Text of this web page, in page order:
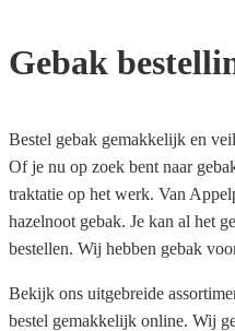
Gebak
Bestel gebak gemakkelijk en
Of je nu op zoek bent naar
traktatie op het werk. Van
hazelnoot gebak. Je kan al het
bestellen. Wij hebben gebak
Bekijk ons uitgebreide
bestel gemakkelijk online. Wij